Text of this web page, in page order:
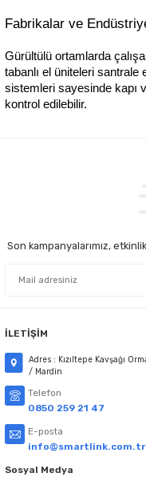
Fabrikalar ve
Gürültülü ortamlarda
tabanlı el üniteleri santrale
sistemleri sayesinde kapı
kontrol edilebilir.
Son kampanyalarımız,
İLETİŞİM
Adres : Kızıltepe Kavşağı
/ Mardin
Telefon
0850 259 21 47
E-posta
info@smartlink.com.tr
Sosyal Medya